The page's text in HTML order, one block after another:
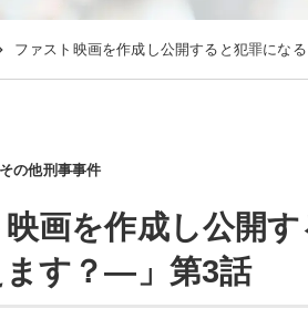
ファスト映画を作成し公開すると犯罪にな
その他刑事事件
画を作成し公開
ます？―」第3話